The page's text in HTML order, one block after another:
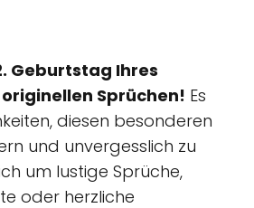
Geburtstag Ihres
Sprüchen! Es
diesen besonderen
und unvergesslich zu
um lustige Sprüche,
oder herzliche